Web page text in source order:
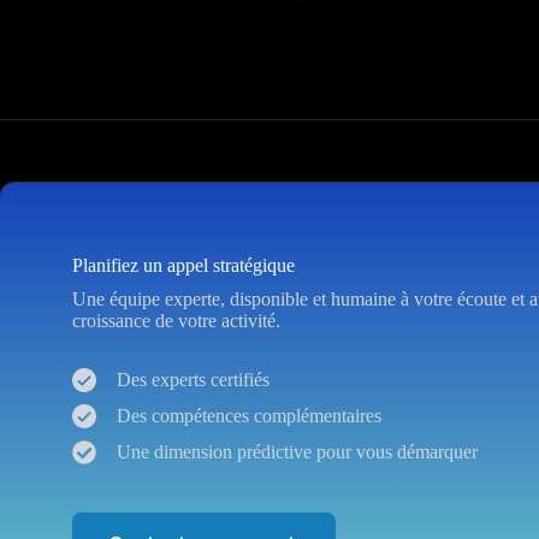
Planifiez un appel stratégique
Une équipe experte, disponible et humaine à votre écoute et
croissance de votre activité.
Des experts certifiés
Des compétences complémentaires
Une dimension prédictive pour vous démarquer